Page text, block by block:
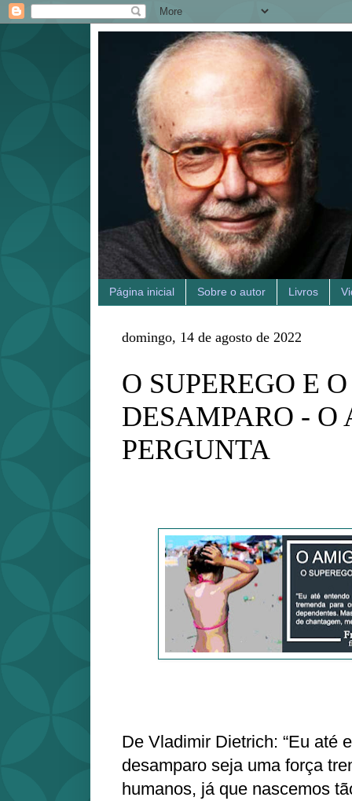
Página inicial Sobre o autor Livros
domingo, 14 de agosto de 2022
O SUPEREGO E
DESAMPARO - O
PERGUNTA
De Vladimir Dietrich: “Eu até
desamparo seja uma força
humanos, já que nascemos